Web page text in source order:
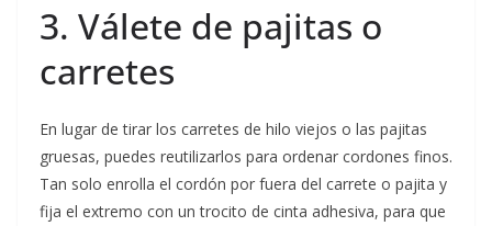
3. Válete de pajitas o
carretes
En lugar de tirar los carretes de hilo viejos o las pajitas
gruesas, puedes reutilizarlos para ordenar cordones finos.
Tan solo enrolla el cordón por fuera del carrete o pajita y
fija el extremo con un trocito de cinta adhesiva, para que